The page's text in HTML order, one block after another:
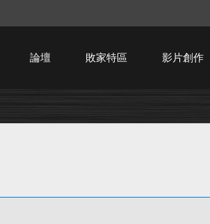
論壇 敗家特區 影片創作